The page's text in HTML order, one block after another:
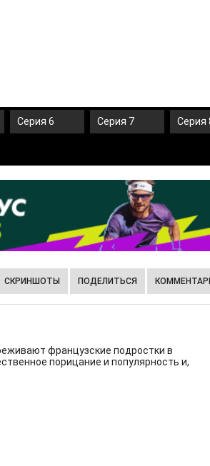
Серия 6 Серия 7 Серия
СКРИНШОТЫ ПОДЕЛИТЬСЯ
французcкие подростки в
порицание и популярность и,